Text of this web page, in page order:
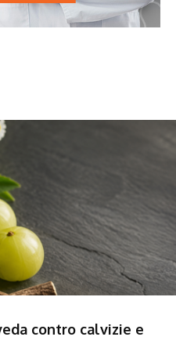
contro calvizie e